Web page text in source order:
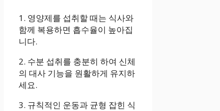
1. 영양제를 섭취할 때는 식사와
함께 복용하면 흡수율이 높아집
니다.
2. 수분 섭취를 충분히 하여 신체
의 대사 기능을 원활하게 유지하
세요.
3. 규칙적인 운동과 균형 잡힌 식